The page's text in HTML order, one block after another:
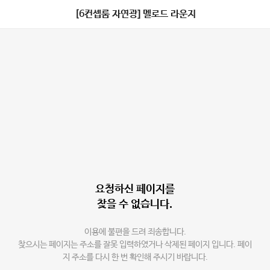
[6컨셉룸 자연광] 멜로드 라운지
요청하신 페이지를
찾을 수 없습니다.
이용에 불편을 드려 죄송합니다.
찾으시는 페이지는 주소를 잘못 입력하였거나 삭제된 페이지 입니다. 페이
지 주소를 다시 한 번 확인해 주시기 바랍니다.